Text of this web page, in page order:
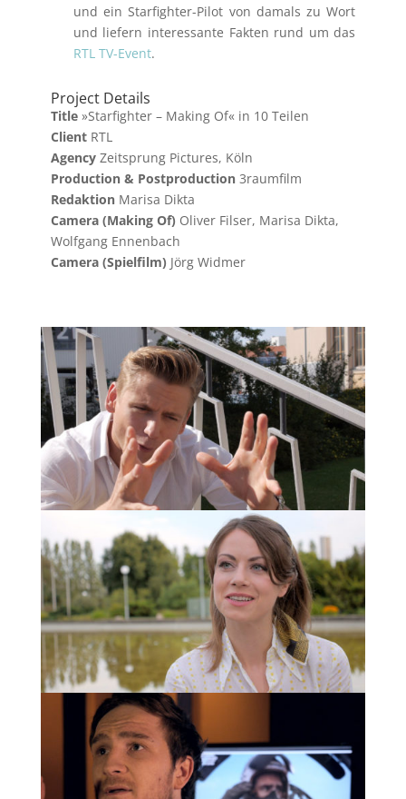
und ein Starfighter-Pilot von damals zu Wort
und liefern interessante Fakten rund um das
RTL TV-Event.
Project Details
Title »Starfighter – Making Of« in 10 Teilen
Client RTL
Agency Zeitsprung Pictures, Köln
Production & Postproduction 3raumfilm
Redaktion Marisa Dikta
Camera (Making Of) Oliver Filser, Marisa Dikta,
Wolfgang Ennenbach
Camera (Spielfilm) Jörg Widmer